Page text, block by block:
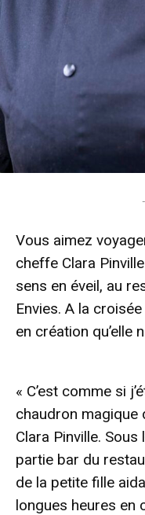
Vous aimez
cheffe Clara
sens en éveil, au
Envies. A la
en création qu’elle
« C’est comme si
chaudron magique
Clara Pinville.
partie bar du
de la petite fille
longues heures en